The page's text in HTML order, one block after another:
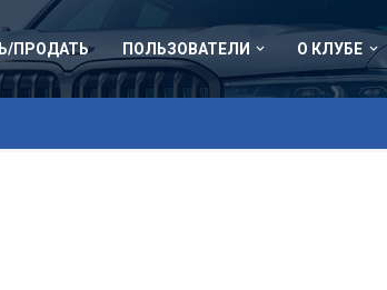
ПРОДАТЬ ПОЛЬЗОВАТЕЛИ О КЛУБЕ